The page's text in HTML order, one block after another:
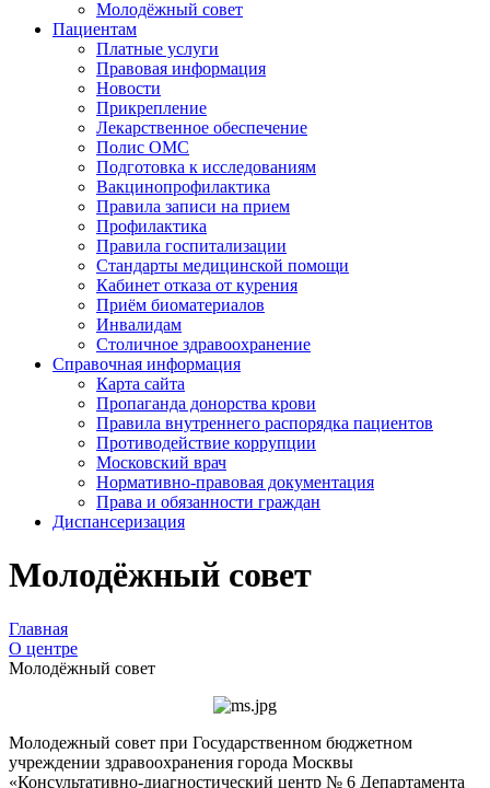
Молодёжный совет
Пациентам
Платные услуги
Правовая информация
Новости
Прикрепление
Лекарственное обеспечение
Полис ОМС
Подготовка к исследованиям
Вакцинопрофилактика
Правила записи на прием
Профилактика
Правила госпитализации
Стандарты медицинской помощи
Кабинет отказа от курения
Приём биоматериалов
Инвалидам
Столичное здравоохранение
Справочная информация
Карта сайта
Пропаганда донорства крови
Правила внутреннего распорядка пациентов
Противодействие коррупции
Московский врач
Нормативно-правовая документация
Права и обязанности граждан
Диспансеризация
Молодёжный совет
Главная
О центре
Молодёжный совет
Молодежный совет при Государственном бюджетном
учреждении здравоохранения города Москвы
«Консультативно-диагностический центр № 6 Департамента